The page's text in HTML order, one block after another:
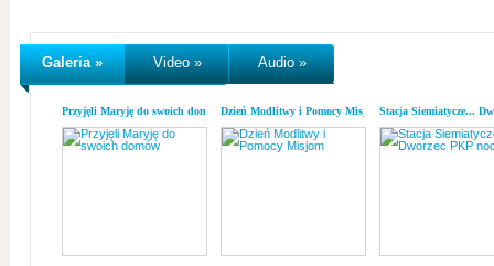
Galeria » Video » Audio »
Przyjęli Maryję do swoich domówDzień Modlitwy i Pomocy MisjomStacja Siemiatycze...